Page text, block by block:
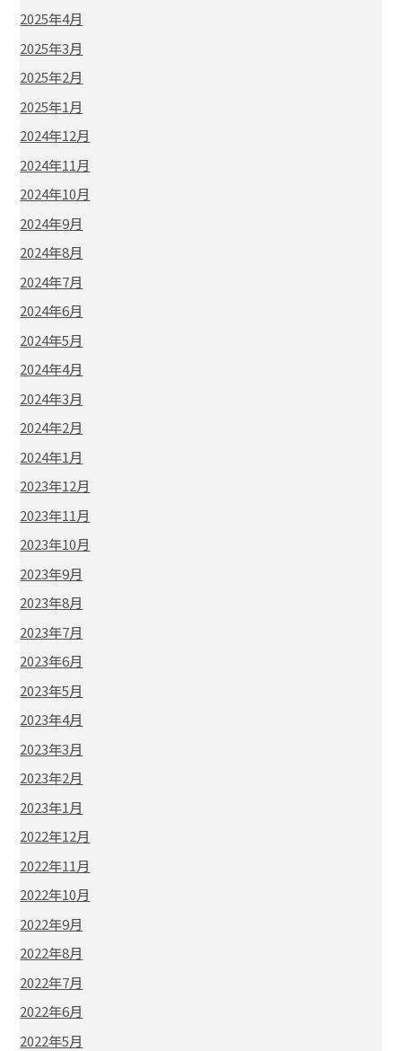
2025年4月
2025年3月
2025年2月
2025年1月
2024年12月
2024年11月
2024年10月
2024年9月
2024年8月
2024年7月
2024年6月
2024年5月
2024年4月
2024年3月
2024年2月
2024年1月
2023年12月
2023年11月
2023年10月
2023年9月
2023年8月
2023年7月
2023年6月
2023年5月
2023年4月
2023年3月
2023年2月
2023年1月
2022年12月
2022年11月
2022年10月
2022年9月
2022年8月
2022年7月
2022年6月
2022年5月